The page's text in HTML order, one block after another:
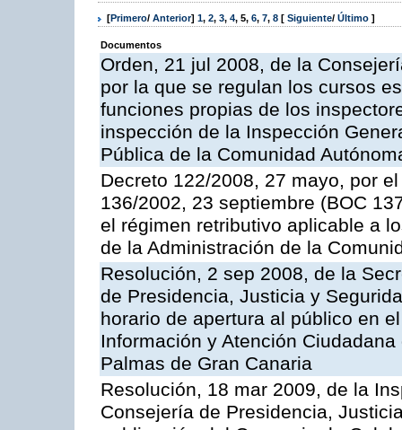
[Primero/ Anterior] 1, 2, 3, 4, 5, 6, 7, 8 [ Siguiente/ Último ]
Documentos
Orden, 21 jul 2008, de la
por la que se regulan los cursos
funciones propias de los
inspección de la Inspección
Pública de la Comunidad
Decreto 122/2008, 27 mayo, por
136/2002, 23 septiembre (BOC
el régimen retributivo aplicable a
de la Administración de la
Resolución, 2 sep 2008, de la
de Presidencia, Justicia y
horario de apertura al público en
Información y Atención
Palmas de Gran Canaria
Resolución, 18 mar 2009, de la
Consejería de Presidencia,